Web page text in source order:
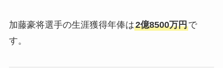
加藤豪将選手の生涯獲得年俸は2億8500万円で
す。